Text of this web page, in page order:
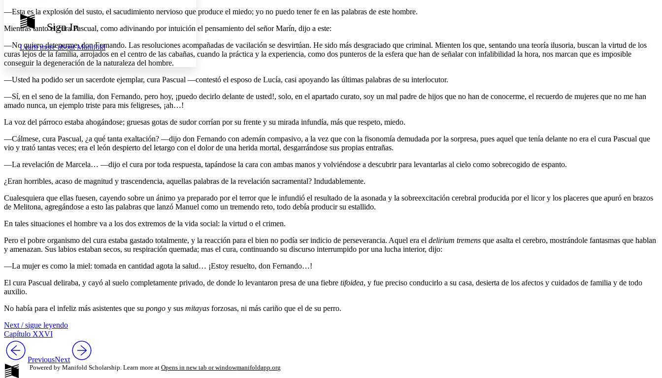
Show all
Dark
Annotation contrast
abc Low
abc High
Margins
Reset to Defaults
Sign In
Learn more aboutManifold
—Esta es la explosión del susto, el sacudimiento nervioso que produce el miedo; yo no puedo tener fe en las palabras de este hombre.
Mientras tanto el cura Pascual, como adivinando por intuición el pensamiento del señor Marín, dijo a este:
—No quiero detenerme, don Fernando. Las resoluciones acompañadas de vacilación se desvirtúan. He sido más desgraciado que criminal. Mienten los que, sentando una teoría ilusoria, buscan la virtud de los
curas lejos de la familia, arrojados en el centro de las cabañas, cuando la práctica y la experiencia, como dos punteros de la esfera que han de señalar con infalibilidad la hora, nos marcan que es imposible
conseguir la degeneración de la naturaleza del hombre.
—Usted ha podido ser un sacerdote ejemplar, cura Pascual —contestó el esposo de Lucía, casi apoyando las últimas palabras de su interlocutor.
—Sí, en el seno de la familia, don Fernando, pero hoy, ¡puedo decirlo delante de usted!, solo, en el apartado curato, soy un mal padre de hijos que no han de conocerme, el recuerdo de mujeres que no me han
amado nunca, un ejemplo triste para mis feligreses, ¡ah…!
La voz del párroco estaba ahogándose; gruesas gotas de sudor corrían por su frente y su mirada infundía, más que respeto, miedo.
—Cálmese, cura Pascual, ¿a qué tanta exaltación? —dijo don Fernando con ademán compasivo, a la vez que con la fisonomía demudada por la sorpresa, pues aquel que tenía delante no era el cura Pascual que
vio y trató tantas veces; era el león despierto del letargo con el dolor de una herida mortal, desgarrándose sus propias entrañas.
—La revelación de Marcela… —dijo el cura por toda respuesta, tapándose la cara con ambas manos y volviéndose a descubrir para levantarlas al cielo como sobrecogido de espanto.
¿Eran horribles, acaso de magnitud y trascendencia, aquellas palabras de la revelación sacramental? Indudablemente.
Cualesquiera que ellas fuesen, cayendo sobre un ánimo ya preparado por el terror que le infundió el resultado de la asonada y la sobreexcitación cerebral producida por el licor y los placeres que apuró en brazos
de Melitona, agregándose a esto las palabras que lanzó Manuel como un tremendo reto, todo debía producir su estallido.
En tales situaciones el hombre va a los dos extremos de la vida social: la virtud o el crimen.
Pero el pobre organismo del cura estaba gastado totalmente, y la reacción para el bien no podía ser indicio de perseverancia. Aquel era el delirium tremens que asalta el cerebro, mostrándole fantasmas que hablan
y amenazan. Sus labios estaban secos, su respiración quemada; mas el cura, continuando su discurso interrumpido por una lucha interior, dijo:
—La mujer es como la miel: tomada en cantidad agota la salud… ¡Estoy resuelto, don Fernando…!
El cura Pascual deliraba, y cayó al suelo completamente privado, de donde lo levantaron presa de una fiebre tifoidea, y fue preciso conducirlo a su casa, desierta de los afectos y cuidados de familia y de todo
auxilio.
No había para el infeliz más asistentes que su pongo y sus mitayas forzosas, ni más cariño que el de su perro.
Next / sigue leyendo
Capítulo XXVI
PreviousNext
Powered by Manifold Scholarship. Learn more at Opens in new tab or windowmanifoldapp.org